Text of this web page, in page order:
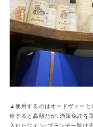
▲使用するのはオードヴィーと
較すると高額だが、酒販免許を
入れたワイン・ブランデー類は